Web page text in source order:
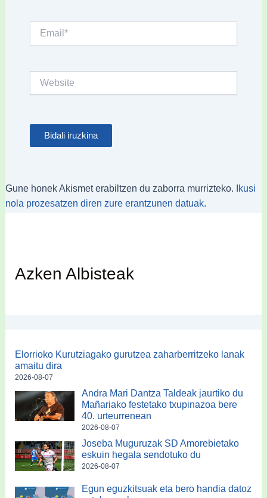
Gune honek Akismet erabiltzen du zaborra murrizteko.
Ikusi
nola prozesatzen diren zure erantzunen datuak.
Azken Albisteak
Elorrioko Kurutziagako gurutzea zaharberritzeko lanak
amaitu dira
2026-08-07
Andra Mari Dantza Taldeak jaurtiko du
Mañariako festetako txupinazoa bere
40. urteurrenean
2026-08-07
Joseba Muguruzak SD Amorebietako
eskuin hegala sendotuko du
2026-08-07
Egun eguzkitsuak eta bero handia datoz